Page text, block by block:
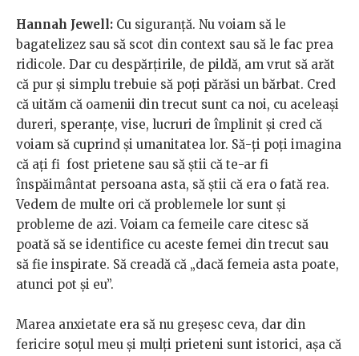
Hannah Jewell: Cu siguranță. Nu voiam să le
bagatelizez sau să scot din context sau să le fac prea
ridicole. Dar cu despărțirile, de pildă, am vrut să arăt
că pur și simplu trebuie să poți părăsi un bărbat. Cred
că uităm că oamenii din trecut sunt ca noi, cu aceleași
dureri, speranțe, vise, lucruri de împlinit și cred că
voiam să cuprind și umanitatea lor. Să-ți poți imagina
că ați fi fost prietene sau să știi că te-ar fi
înspăimântat persoana asta, să știi că era o fată rea.
Vedem de multe ori că problemele lor sunt și
probleme de azi. Voiam ca femeile care citesc să
poată să se identifice cu aceste femei din trecut sau
să fie inspirate. Să creadă că „dacă femeia asta poate,
atunci pot și eu”.
Marea anxietate era să nu greșesc ceva, dar din
fericire soțul meu și mulți prieteni sunt istorici, așa că